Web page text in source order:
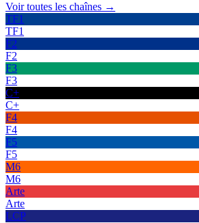
Voir toutes les chaînes →
TF1
TF1
F2
F2
F3
F3
C+
C+
F4
F4
F5
F5
M6
M6
Arte
Arte
LCP